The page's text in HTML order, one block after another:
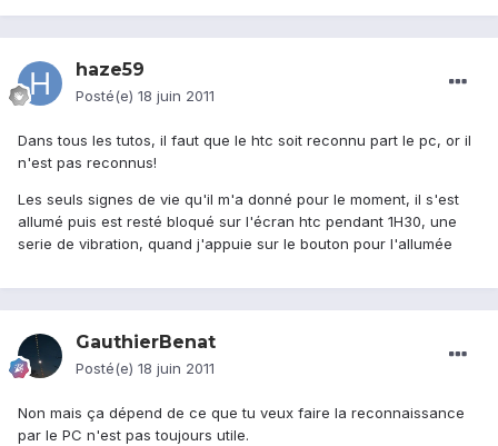
haze59
Posté(e) 18 juin 2011
Dans tous les tutos, il faut que le htc soit reconnu part le pc, or il
n'est pas reconnus!
Les seuls signes de vie qu'il m'a donné pour le moment, il s'est
allumé puis est resté bloqué sur l'écran htc pendant 1H30, une
serie de vibration, quand j'appuie sur le bouton pour l'allumée
GauthierBenat
Posté(e) 18 juin 2011
Non mais ça dépend de ce que tu veux faire la reconnaissance
par le PC n'est pas toujours utile.